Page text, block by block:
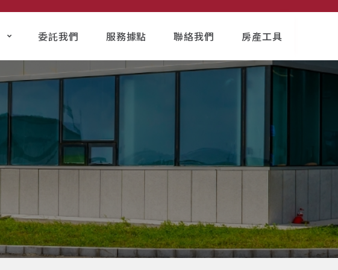
委託我們 服務據點 聯絡我們 房產工具